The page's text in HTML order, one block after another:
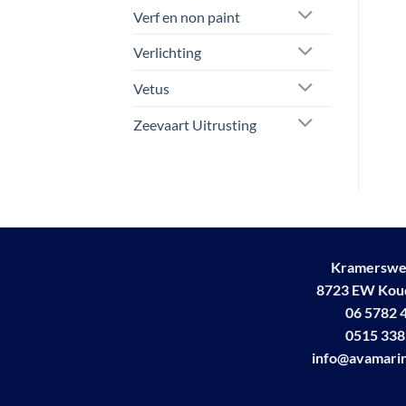
Verf en non paint
Verlichting
Vetus
Zeevaart Uitrusting
8723 EW
06 5782
0515